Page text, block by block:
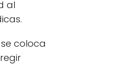
al
coloca